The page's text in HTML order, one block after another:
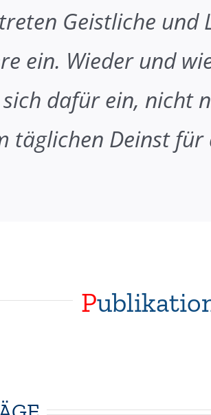
Geistliche und
ein. Wieder und
dafür ein, nicht
täglichen Deinst für
P